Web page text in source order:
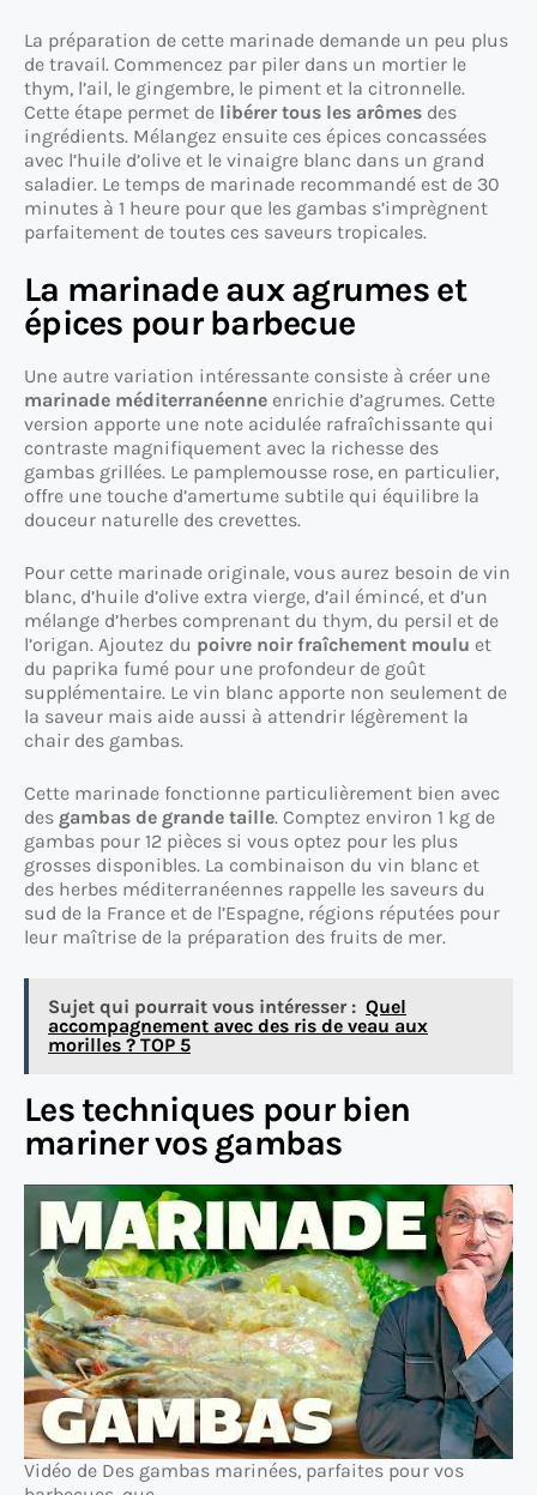
La préparation de cette marinade demande un peu plus
de travail. Commencez par piler dans un mortier le
thym, l’ail, le gingembre, le piment et la citronnelle.
Cette étape permet de libérer tous les arômes des
ingrédients. Mélangez ensuite ces épices concassées
avec l’huile d’olive et le vinaigre blanc dans un grand
saladier. Le temps de marinade recommandé est de 30
minutes à 1 heure pour que les gambas s’imprègnent
parfaitement de toutes ces saveurs tropicales.
La marinade aux agrumes et
épices pour barbecue
Une autre variation intéressante consiste à créer une
marinade méditerranéenne enrichie d’agrumes. Cette
version apporte une note acidulée rafraîchissante qui
contraste magnifiquement avec la richesse des
gambas grillées. Le pamplemousse rose, en particulier,
offre une touche d’amertume subtile qui équilibre la
douceur naturelle des crevettes.
Pour cette marinade originale, vous aurez besoin de vin
blanc, d’huile d’olive extra vierge, d’ail émincé, et d’un
mélange d’herbes comprenant du thym, du persil et de
l’origan. Ajoutez du poivre noir fraîchement moulu et
du paprika fumé pour une profondeur de goût
supplémentaire. Le vin blanc apporte non seulement de
la saveur mais aide aussi à attendrir légèrement la
chair des gambas.
Cette marinade fonctionne particulièrement bien avec
des gambas de grande taille. Comptez environ 1 kg de
gambas pour 12 pièces si vous optez pour les plus
grosses disponibles. La combinaison du vin blanc et
des herbes méditerranéennes rappelle les saveurs du
sud de la France et de l’Espagne, régions réputées pour
leur maîtrise de la préparation des fruits de mer.
Sujet qui pourrait vous intéresser : Quel
accompagnement avec des ris de veau aux
morilles ? TOP 5
Les techniques pour bien
mariner vos gambas
Vidéo de Des gambas marinées, parfaites pour vos